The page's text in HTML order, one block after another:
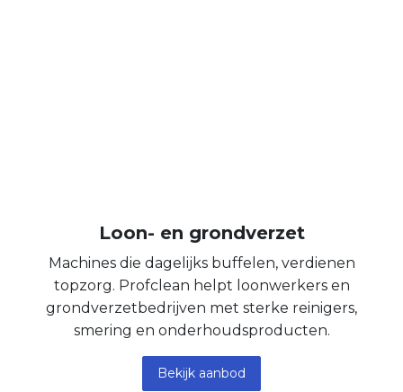
Loon- en grondverzet
Machines die dagelijks buffelen, verdienen
topzorg. Profclean helpt loonwerkers en
grondverzetbedrijven met sterke reinigers,
smering en onderhoudsproducten.
Bekijk aanbod